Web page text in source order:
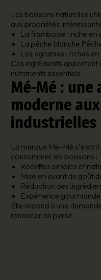
Les boissons naturelles
aux propriétés
La framboise : riche en
La pêche blanche
Les agrumes : riches
Ces ingrédients apportent
nutriments essentiels.
Mé-Mé :
moderne
industrielles
La marque Mé-Mé
consommer les boissons :
Recettes simples et
Mise en avant du goût
Réduction des
Expérience gourmande
Elle répond à une
renoncer au plaisir.